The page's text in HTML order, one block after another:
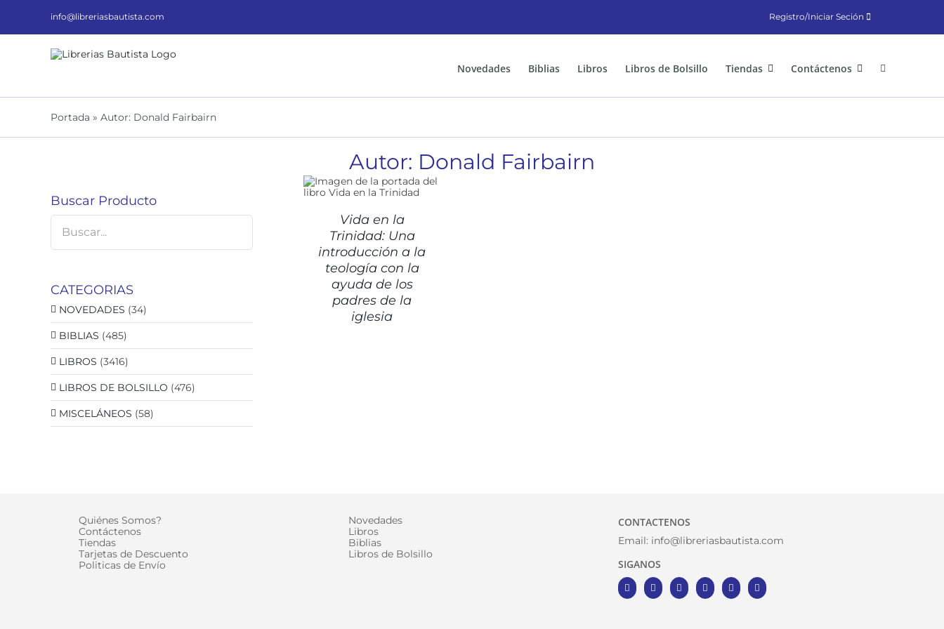
info@libreriasbautista.com Registro/Iniciar Seción
Novedades Biblias Libros Libros de Bolsillo Tiendas Contáctenos
Portada » Autor: Donald Fairbairn
Autor: Donald Fairbairn
Vida en la
Trinidad: Una
introducción a la
teología con la
ayuda de los
padres de la
iglesia
Buscar Producto
CATEGORIAS
NOVEDADES (34)
BIBLIAS (485)
LIBROS (3416)
LIBROS DE BOLSILLO (476)
MISCELÁNEOS (58)
Quiénes Somos?
Contáctenos
Tiendas
Tarjetas de Descuento
Politicas de Envío
Novedades
Libros
Biblias
Libros de Bolsillo
CONTACTENOS
Email: info@libreriasbautista.com
SIGANOS